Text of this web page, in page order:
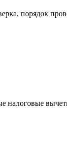
порядок